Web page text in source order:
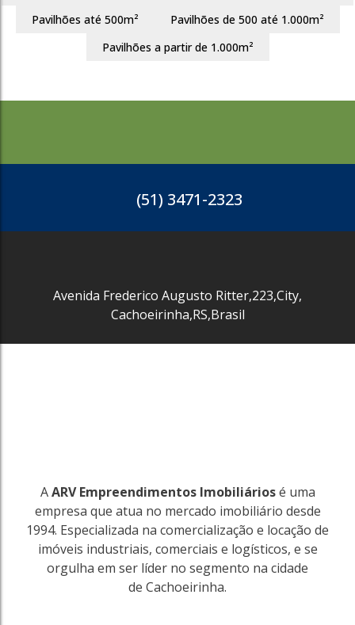
Pavilhões até 500m²
Pavilhões de 500 até 1.000m²
Pavilhões a partir de 1.000m²
(51) 3471-2323
Avenida Frederico Augusto Ritter,223,City,
Cachoeirinha,RS,Brasil
AARV Empreendimentos Imobiliáriosé uma
empresa que atua no mercado imobiliário desde
1994. Especializada na comercialização e locação de
imóveis industriais, comerciais e logísticos, e se
orgulha em ser líder no segmento na cidade
de Cachoeirinha.